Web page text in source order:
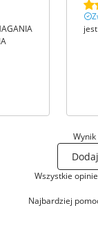
Wszystkie
Najbardziej